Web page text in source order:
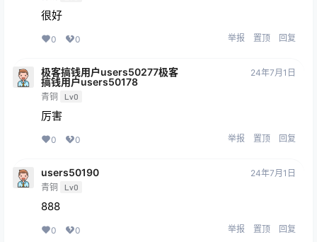
很好
0 0 举报 置顶 回复
极客搞钱用户users50277极客
搞钱用户users50178
青铜 Lv0
24年7月1日
厉害
0 0 举报 置顶 回复
users50190
青铜 Lv0
24年7月1日
888
0 0 举报 置顶 回复